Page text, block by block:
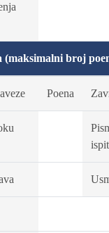
(maksimalni broj
Poena
ispit